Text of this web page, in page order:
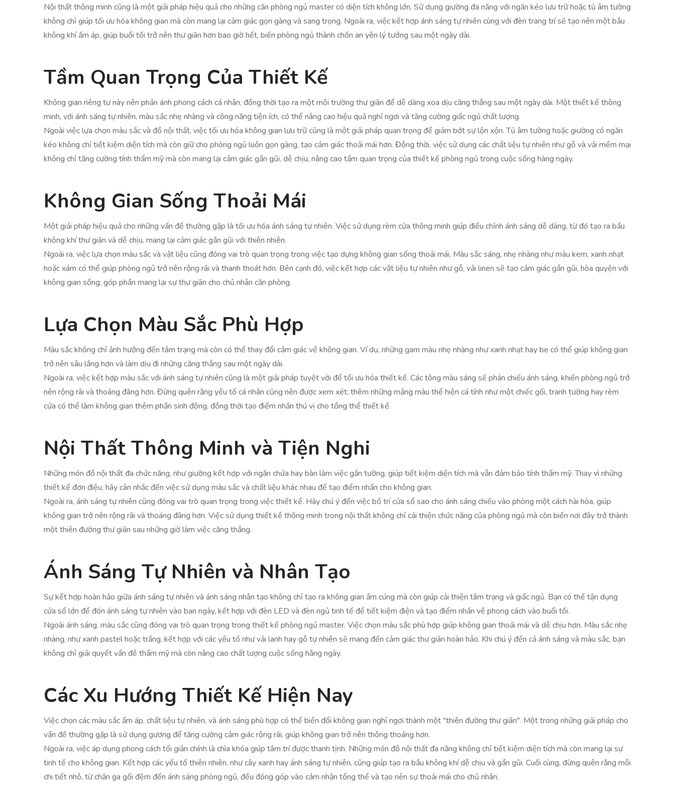
Nội thất thông minh cũng là một giải pháp hiệu quả cho những căn phòng ngủ master có diện tích không lớn. Sử dụng giường đa năng với ngăn kéo lưu trữ hoặc tủ âm tường
không chỉ giúp tối ưu hóa không gian mà còn mang lại cảm giác gọn gàng và sang trọng. Ngoài ra, việc kết hợp ánh sáng tự nhiên cùng với đèn trang trí sẽ tạo nên một bầu
không khí ấm áp, giúp buổi tối trở nên thư giãn hơn bao giờ hết, biến phòng ngủ thành chốn an yên lý tưởng sau một ngày dài.
Tầm Quan Trọng Của Thiết Kế
Không gian riêng tư này nên phản ánh phong cách cá nhân, đồng thời tạo ra một môi trường thư giãn để dễ dàng xoa dịu căng thẳng sau một ngày dài. Một thiết kế thông
minh, với ánh sáng tự nhiên, màu sắc nhẹ nhàng và công năng tiện ích, có thể nâng cao hiệu quả nghỉ ngơi và tăng cường giấc ngủ chất lượng.
Ngoài việc lựa chọn màu sắc và đồ nội thất, việc tối ưu hóa không gian lưu trữ cũng là một giải pháp quan trọng để giảm bớt sự lộn xộn. Tủ âm tường hoặc giường có ngăn
kéo không chỉ tiết kiệm diện tích mà còn giữ cho phòng ngủ luôn gọn gàng, tạo cảm giác thoải mái hơn. Đồng thời, việc sử dụng các chất liệu tự nhiên như gỗ và vải mềm mại
không chỉ tăng cường tính thẩm mỹ mà còn mang lại cảm giác gần gũi, dễ chịu, nâng cao tầm quan trọng của thiết kế phòng ngủ trong cuộc sống hàng ngày.
Không Gian Sống Thoải Mái
Một giải pháp hiệu quả cho những vấn đề thường gặp là tối ưu hóa ánh sáng tự nhiên. Việc sử dụng rèm cửa thông minh giúp điều chỉnh ánh sáng dễ dàng, từ đó tạo ra bầu
không khí thư giãn và dễ chịu, mang lại cảm giác gần gũi với thiên nhiên.
Ngoài ra, việc lựa chọn màu sắc và vật liệu cũng đóng vai trò quan trọng trong việc tạo dựng không gian sống thoải mái. Màu sắc sáng, nhẹ nhàng như màu kem, xanh nhạt
hoặc xám có thể giúp phòng ngủ trở nên rộng rãi và thanh thoát hơn. Bên cạnh đó, việc kết hợp các vật liệu tự nhiên như gỗ, vải linen sẽ tạo cảm giác gần gũi, hòa quyện với
không gian sống, góp phần mang lại sự thư giãn cho chủ nhân căn phòng.
Lựa Chọn Màu Sắc Phù Hợp
Màu sắc không chỉ ảnh hưởng đến tâm trạng mà còn có thể thay đổi cảm giác về không gian. Ví dụ, những gam màu nhẹ nhàng như xanh nhạt hay be có thể giúp không gian
trở nên sâu lắng hơn và làm dịu đi những căng thẳng sau một ngày dài.
Ngoài ra, việc kết hợp màu sắc với ánh sáng tự nhiên cũng là một giải pháp tuyệt vời để tối ưu hóa thiết kế. Các tông màu sáng sẽ phản chiếu ánh sáng, khiến phòng ngủ trở
nên rộng rãi và thoáng đãng hơn. Đừng quên rằng yếu tố cá nhân cũng nên được xem xét; thêm những mảng màu thể hiện cá tính như một chiếc gối, tranh tường hay rèm
cửa có thể làm không gian thêm phần sinh động, đồng thời tạo điểm nhấn thú vị cho tổng thể thiết kế.
Nội Thất Thông Minh và Tiện Nghi
Những món đồ nội thất đa chức năng, như giường kết hợp với ngăn chứa hay bàn làm việc gắn tường, giúp tiết kiệm diện tích mà vẫn đảm bảo tính thẩm mỹ. Thay vì những
thiết kế đơn điệu, hãy cân nhắc đến việc sử dụng màu sắc và chất liệu khác nhau để tạo điểm nhấn cho không gian.
Ngoài ra, ánh sáng tự nhiên cũng đóng vai trò quan trọng trong việc thiết kế. Hãy chú ý đến việc bố trí cửa sổ sao cho ánh sáng chiếu vào phòng một cách hài hòa, giúp
không gian trở nên rộng rãi và thoáng đãng hơn. Việc sử dụng thiết kế thông minh trong nội thất không chỉ cải thiện chức năng của phòng ngủ mà còn biến nơi đây trở thành
một thiên đường thư giãn sau những giờ làm việc căng thẳng.
Ánh Sáng Tự Nhiên và Nhân Tạo
Sự kết hợp hoàn hảo giữa ánh sáng tự nhiên và ánh sáng nhân tạo không chỉ tạo ra không gian ấm cúng mà còn giúp cải thiện tâm trạng và giấc ngủ. Bạn có thể tận dụng
cửa sổ lớn để đón ánh sáng tự nhiên vào ban ngày, kết hợp với đèn LED và đèn ngủ tinh tế để tiết kiệm điện và tạo điểm nhấn về phong cách vào buổi tối.
Ngoài ánh sáng, màu sắc cũng đóng vai trò quan trọng trong thiết kế phòng ngủ master. Việc chọn màu sắc phù hợp giúp không gian thoải mái và dễ chịu hơn. Màu sắc nhẹ
nhàng, như xanh pastel hoặc trắng, kết hợp với các yếu tố như vải lanh hay gỗ tự nhiên sẽ mang đến cảm giác thư giãn hoàn hảo. Khi chú ý đến cả ánh sáng và màu sắc, bạn
không chỉ giải quyết vấn đề thẩm mỹ mà còn nâng cao chất lượng cuộc sống hằng ngày.
Các Xu Hướng Thiết Kế Hiện Nay
Việc chọn các màu sắc ấm áp, chất liệu tự nhiên, và ánh sáng phù hợp có thể biến đổi không gian nghỉ ngơi thành một "thiên đường thư giãn". Một trong những giải pháp cho
vấn đề thường gặp là sử dụng gương để tăng cường cảm giác rộng rãi, giúp không gian trở nên thông thoáng hơn.
Ngoài ra, việc áp dụng phong cách tối giản chính là chìa khóa giúp tâm trí được thanh tịnh. Những món đồ nội thất đa năng không chỉ tiết kiệm diện tích mà còn mang lại sự
tinh tế cho không gian. Kết hợp các yếu tố thiên nhiên, như cây xanh hay ánh sáng tự nhiên, cũng giúp tạo ra bầu không khí dễ chịu và gần gũi. Cuối cùng, đừng quên rằng mỗi
chi tiết nhỏ, từ chăn ga gối đệm đến ánh sáng phòng ngủ, đều đóng góp vào cảm nhận tổng thể và tạo nên sự thoải mái cho chủ nhân.